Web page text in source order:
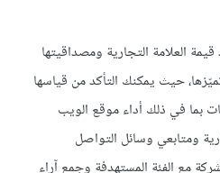
العلامة التجارية ومصداقيتها
حيث يمكنك التأكد من قياسها
بما في ذلك أداء موقع الويب
ومتابعي وسائل التواصل
مع الفئة المستهدفة وجمع آراء